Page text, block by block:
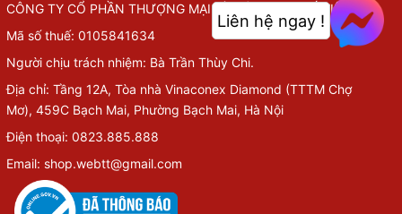
CÔNG TY CỔ PHẦN THƯỢNG MẠI VÀ NỘI DUNG SỐ VIỆT
Mã số thuế: 0105841634
Người chịu trách nhiệm: Bà Trần Thùy Chi.
Địa chỉ: Tầng 12A, Tòa nhà Vinaconex Diamond (TTTM Chợ
Mơ), 459C Bạch Mai, Phường Bạch Mai, Hà Nội
Điện thoại: 0823.885.888
Email: shop.webtt@gmail.com
Liên hệ ngay !